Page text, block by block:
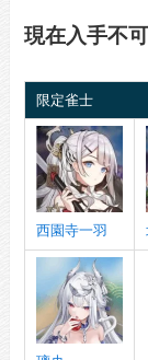
現在入手不
限定雀士
西園寺一羽